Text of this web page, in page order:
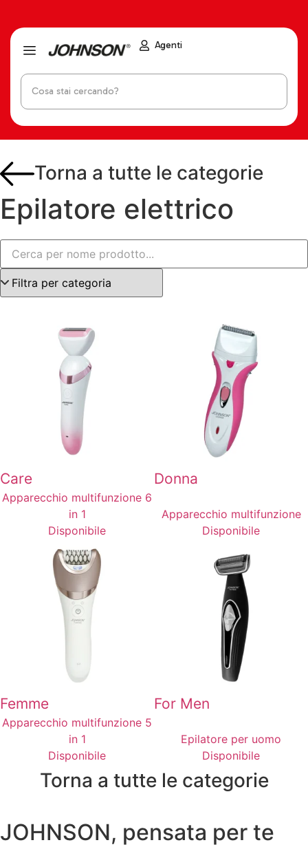
Agenti
Torna a tutte le categorie
Epilatore elettrico
Care
Apparecchio multifunzione 6
in 1
Disponibile
Donna
Apparecchio multifunzione
Disponibile
Femme
Apparecchio multifunzione 5
in 1
Disponibile
For Men
Epilatore per uomo
Disponibile
Torna a tutte le categorie
JOHNSON, pensata per te